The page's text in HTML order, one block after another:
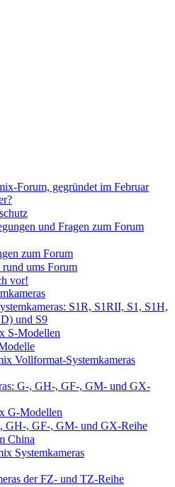
Forum, gegründet im Februar
und Fragen zum Forum
zum Forum
ums Forum
vor!
S1R, S1RII, S1, S1H,
und S9
S-Modellen
Vollformat-Systemkameras
G-, GH-, GF-, GM- und GX-
G-Modellen
, GF-, GM- und GX-Reihe
China
Systemkameras
der FZ- und TZ-Reihe